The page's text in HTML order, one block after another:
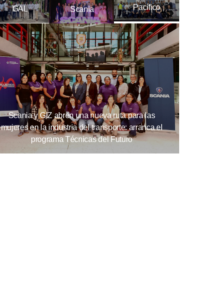
GAL
Scania
Pacífico
Scania y GIZ abren una nueva ruta para las
mujeres en la industria del transporte: arranca el
programa Técnicas del Futuro